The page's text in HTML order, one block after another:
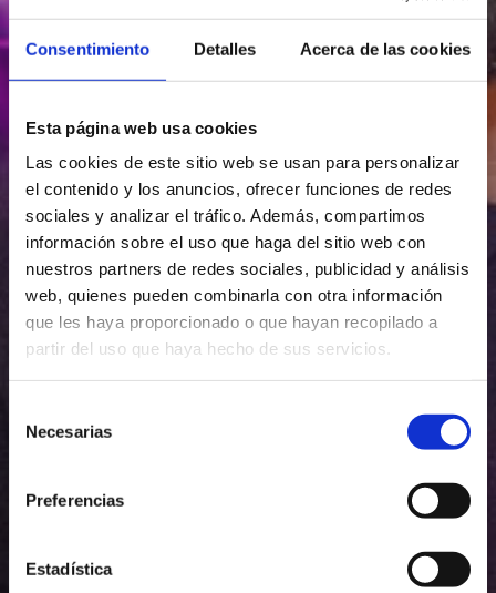
Consentimiento Detalles Acerca de las cookies
Esta página web usa cookies
Las cookies de este sitio web se usan para personalizar
el contenido y los anuncios, ofrecer funciones de redes
sociales y analizar el tráfico. Además, compartimos
información sobre el uso que haga del sitio web con
nuestros partners de redes sociales, publicidad y análisis
web, quienes pueden combinarla con otra información
que les haya proporcionado o que hayan recopilado a
partir del uso que haya hecho de sus servicios.
Necesarias
Preferencias
Estadística
Descubre la
experiencia People Bar,